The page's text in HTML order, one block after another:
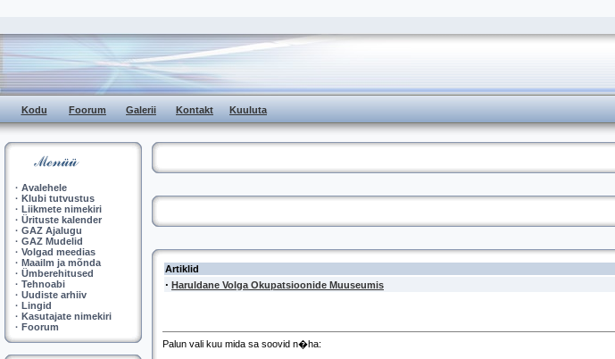
Kodu Foorum Galerii Kontakt Kuuluta
· Avalehele
· Klubi tutvustus
· Liikmete nimekiri
· Ürituste kalender
· GAZ Ajalugu
· GAZ Mudelid
· Volgad meedias
· Maailm ja mõnda
· Ümberehitused
· Tehnoabi
· Uudiste arhiiv
· Lingid
· Kasutajate nimekiri
· Foorum
Artiklid
· Haruldane Volga Okupatsioonide Muuseumis
Palun vali kuu mida sa soovid n�ha: